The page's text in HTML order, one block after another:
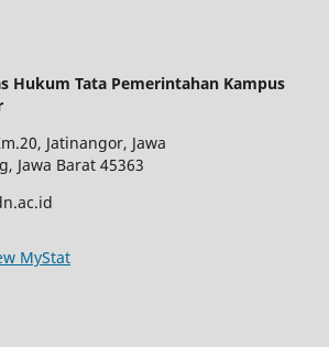
Hukum Tata Pemerintahan Kampus
Jatinangor, Jawa
Jawa Barat 45363
MyStat